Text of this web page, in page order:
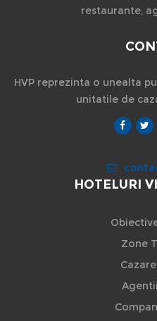
restaurante,
HVP reprezinta o unealta
unitatile de
HOTELURI
Zone